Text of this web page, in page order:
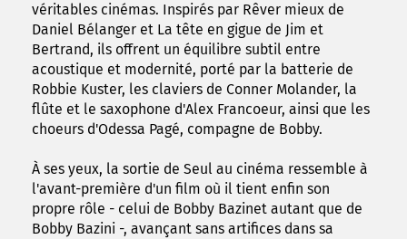
véritables cinémas. Inspirés par Rêver mieux de
Daniel Bélanger et La tête en gigue de Jim et
Bertrand, ils offrent un équilibre subtil entre
acoustique et modernité, porté par la batterie de
Robbie Kuster, les claviers de Conner Molander, la
flûte et le saxophone d'Alex Francoeur, ainsi que les
choeurs d'Odessa Pagé, compagne de Bobby.
À ses yeux, la sortie de Seul au cinéma ressemble à
l'avant-première d'un film où il tient enfin son
propre rôle - celui de Bobby Bazinet autant que de
Bobby Bazini -, avançant sans artifices dans sa